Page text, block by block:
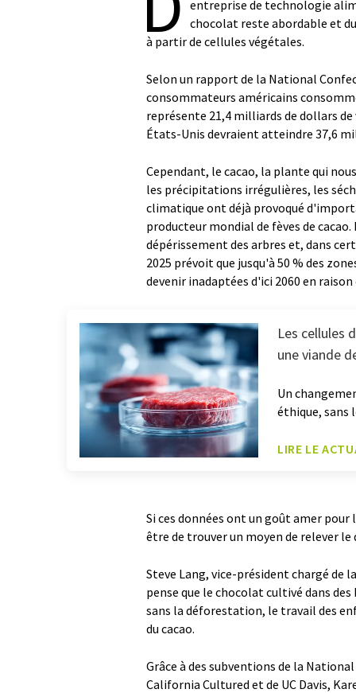
entreprise de technologie
chocolat reste abordable et
à partir de cellules végétales.
Selon un rapport de la National
consommateurs américains
représente 21,4 milliards de dollars
États-Unis devraient atteindre 37,6
Cependant, le cacao, la plante qui
les précipitations irrégulières, les
climatique ont déjà provoqué
producteur mondial de fèves de
dépérissement des arbres et, dans
2025 prévoit que jusqu'à 50 % des
devenir inadaptées d'ici 2060 en
Les cellules
une viande
Un
éthique, sans
LIRE LE
Si ces données ont un goût amer
être de trouver un moyen de relever
Steve Lang, vice-président chargé de
pense que le chocolat cultivé dans
sans la déforestation, le travail des
du cacao.
Grâce à des subventions de la
California Cultured et de UC Davis,